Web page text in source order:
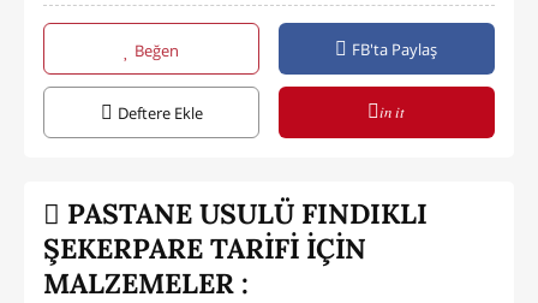
Beğen FB'ta Paylaş
Deftere Ekle in it
PASTANE USULÜ FINDIKLI
ŞEKERPARE TARİFİ İÇİN
MALZEMELER :